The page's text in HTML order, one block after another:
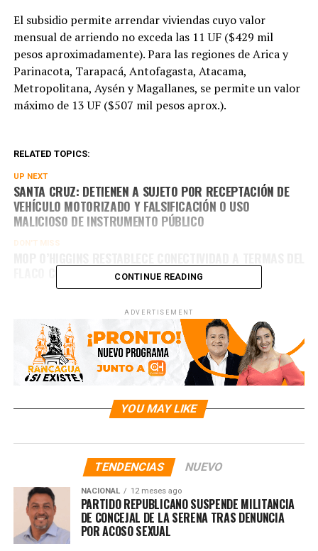
El subsidio permite arrendar viviendas cuyo valor
mensual de arriendo no exceda las 11 UF ($429 mil
pesos aproximadamente). Para las regiones de Arica y
Parinacota, Tarapacá, Antofagasta, Atacama,
Metropolitana, Aysén y Magallanes, se permite un valor
máximo de 13 UF ($507 mil pesos aprox.).
RELATED TOPICS:
UP NEXT
SANTA CRUZ: DETIENEN A SUJETO POR RECEPTACIÓN DE
VEHÍCULO MOTORIZADO Y FALSIFICACIÓN O USO
MALICIOSO DE INSTRUMENTO PÚBLICO
DON'T MISS
FLACO CON APERTURA DE LA RUTA I-45
CONTINUE READING
ADVERTISEMENT
YOU MAY LIKE
TENDENCIAS NUEVO
NACIONAL 12 meses ago
PARTIDO REPUBLICANO SUSPENDE MILITANCIA
DE CONCEJAL DE LA SERENA TRAS DENUNCIA
POR ACOSO SEXUAL